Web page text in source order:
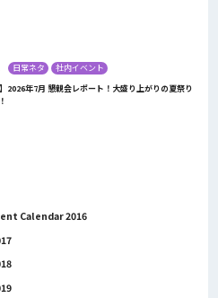
日常ネタ
社内イベント
】2026年7月 懇親会レポート！大盛り上がりの夏祭り
Calendar 2016